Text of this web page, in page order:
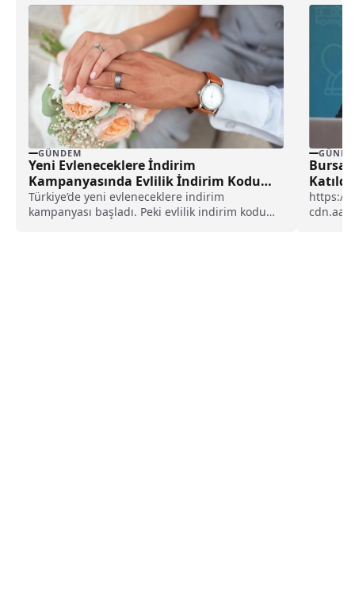
GÜNDEM
Yeni Evleneceklere İndirim
Kampanyasında Evlilik İndirim Kodu
Nasıl Alınır?
Türkiye’de yeni evleneceklere indirim
kampanyası başladı. Peki evlilik indirim kodu
Bursa
Katıldı
https://